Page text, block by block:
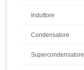
Induttore
Condensatore
Supercondensatore